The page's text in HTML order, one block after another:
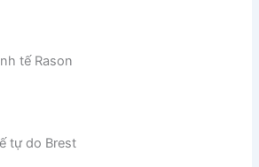
tế Rason
tự do Brest